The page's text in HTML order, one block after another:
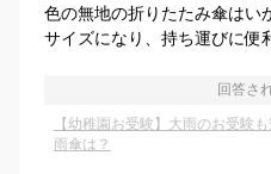
色の無地の折りたたみ傘はい
サイズになり、持ち運びに便
回答さ
【幼稚園お受験】大雨のお受験
雨傘は？